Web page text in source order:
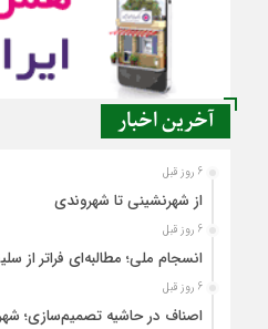
آخرین اخبار
6 روز قبل
از شهرنشینی تا شهروندی
6 روز قبل
انسجام ملی؛ مطالبه‌ای فراتر از
6 روز قبل
اصناف در حاشیه تصمیم‌سازی؛